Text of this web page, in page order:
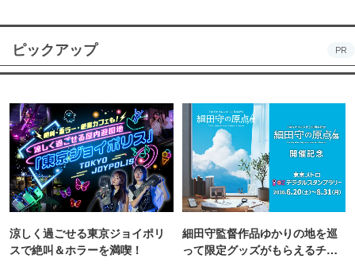
ピックアップ PR
涼しく過ごせる東京ジョイポリ
スで絶叫＆ホラーを満喫！
細田守監督作品ゆかりの地を巡
って限定グッズがもらえるチャ